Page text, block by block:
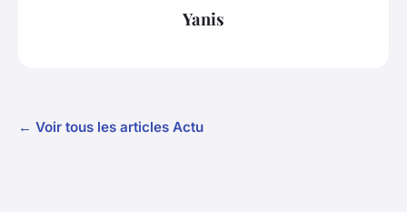
Yanis
← Voir tous les articles Actu